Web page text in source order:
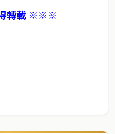
轉載 ※※※